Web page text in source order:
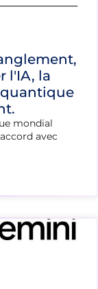
l'IA, la
mondial
avec